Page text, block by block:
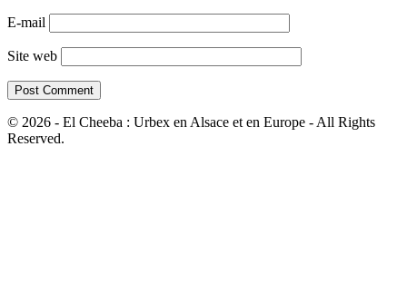
E-mail
Site web
© 2026 - El Cheeba : Urbex en Alsace et en Europe - All Rights
Reserved.